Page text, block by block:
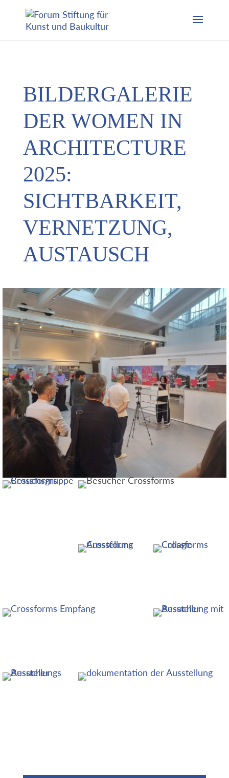
BILDERGALERIE
DER WOMEN IN
ARCHITECTURE
2025:
SICHTBARKEIT,
VERNETZUNG,
AUSTAUSCH